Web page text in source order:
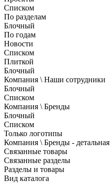
Списком
По разделам
Блочный
По годам
Новости
Списком
Плиткой
Блочный
Компания \ Наши сотрудники
Блочный
Списком
Компания \ Бренды
Блочный
Списком
Только логотипы
Компания \ Бренды - детальная
Связанные товары
Связанные разделы
Разделы и товары
Вид каталога